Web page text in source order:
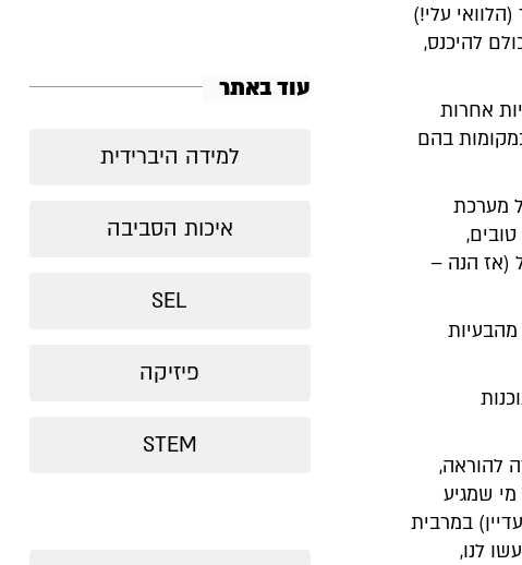
עלי!)
להיכנס,
אחרות
בהם
מערכת
(אז הנה –
מהבעיות
להוראה,
שמגיע
במרבית
לנו,
עוד באתר
למידה היברידית
איכות הסביבה
SEL
פיזיקה
STEM